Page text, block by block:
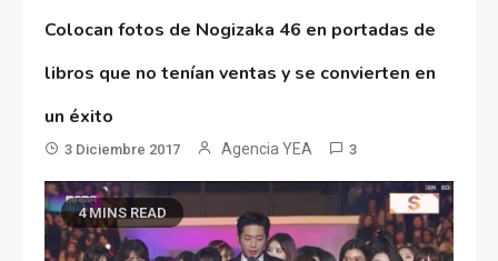
Colocan fotos de Nogizaka 46 en portadas de
libros que no tenían ventas y se convierten en
un éxito
3 Diciembre 2017 Agencia YEA 3
4 MINS READ